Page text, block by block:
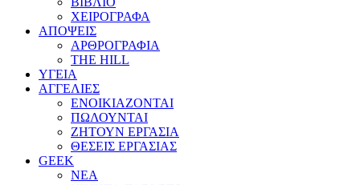
ΧΕΙΡΟΓΡΑΦΑ
ΑΠΟΨΕΙΣ
ΑΡΘΡΟΓΡΑΦΙΑ
THE HILL
ΥΓΕΙΑ
ΑΓΓΕΛΙΕΣ
ΕΝΟΙΚΙΑΖΟΝΤΑΙ
ΠΩΛΟΥΝΤΑΙ
ΖΗΤΟΥΝ ΕΡΓΑΣΙΑ
ΘΕΣΕΙΣ ΕΡΓΑΣΙΑΣ
GEEK
ΝΕΑ